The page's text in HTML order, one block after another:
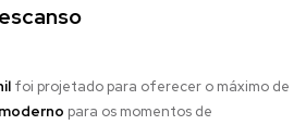
foi projetado para oferecer o máximo de
para os momentos de